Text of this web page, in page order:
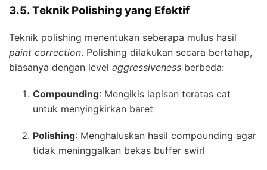
3.5. Teknik Polishing yang Efektif
Teknik polishing menentukan seberapa mulus hasil
paint correction. Polishing dilakukan secara bertahap,
biasanya dengan level aggressiveness berbeda:
Compounding: Mengikis lapisan teratas cat
untuk menyingkirkan baret
Polishing: Menghaluskan hasil compounding agar
tidak meninggalkan bekas buffer swirl